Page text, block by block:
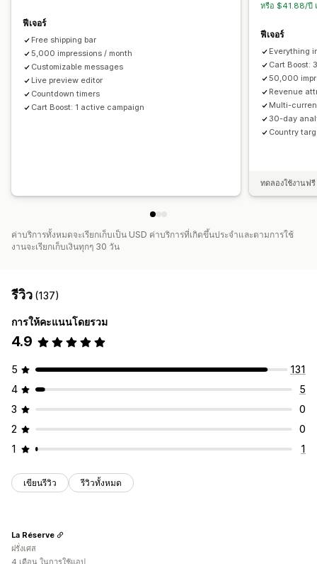
วันหมดอายุ
กิจกรรมพิเศษ
การทดสอบ A/B
การติดตามประสิทธิภาพ
การวิเคราะห์แบบเรียลไทม์
การแบ่งกลุ่มลูกค้า
ฟีเจอร์
Free shipping bar
5,000 impressions / month
Customizable messages
Live preview editor
Countdown timers
Cart Boost: 1 active campaign
หรือ $41.88/ปี
ฟีเจอร์
Everything
Cart Boost:
50,000
Revenue
Multi-
30-day
Country
ทดลองใช้งานฟ
ค่าบริการทั้งหมดจะเรียกเก็บเป็น USD ค่าบริการที่เกิดขึ้นประจำและตามการใช้
งานจะเรียกเก็บเงินทุกๆ 30 วัน
รีวิว (137)
การให้คะแนนโดยรวม
4.9
5
131
4
5
3
0
2
0
1
1
เขียนรีวิว รีวิวทั้งหมด
La Réserve
ฝรั่งเศส